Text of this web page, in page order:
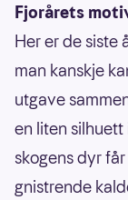
Fjorårets
Her er de siste
man kanskje
utgave
en liten silhuett
skogens dyr
gnistrende